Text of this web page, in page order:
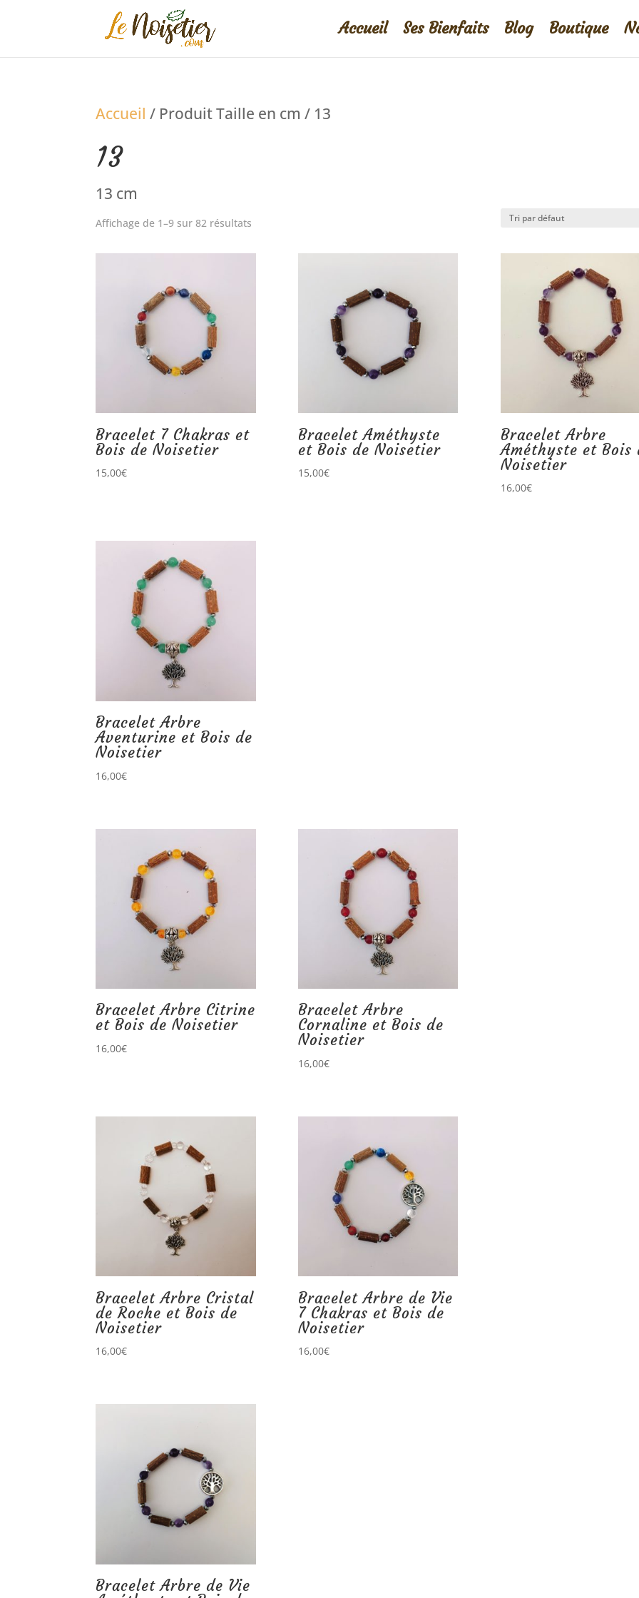
Accueil Ses Bienfaits Blog Boutique
Accueil / Produit Taille en cm / 13
13
13 cm
Affichage de 1–9 sur 82 résultats
Bracelet 7 Chakras et
Bois de Noisetier
15,00€
Bracelet Améthyste
et Bois de Noisetier
15,00€
Bracelet Arbre
Améthyste et Bois
Noisetier
16,00€
Bracelet Arbre
Aventurine et Bois de
Noisetier
16,00€
Bracelet Arbre Citrine
et Bois de Noisetier
16,00€
Bracelet Arbre
Cornaline et Bois de
Noisetier
16,00€
Bracelet Arbre Cristal
de Roche et Bois de
Noisetier
16,00€
Bracelet Arbre de Vie
7 Chakras et Bois de
Noisetier
16,00€
Bracelet Arbre de Vie